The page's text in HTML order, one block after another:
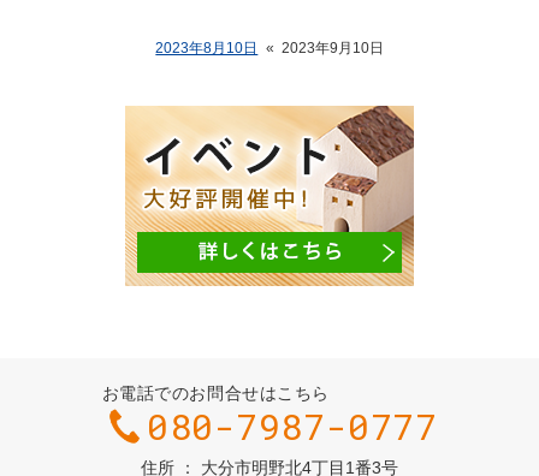
2023年8月10日 « 2023年9月10日
お電話でのお問合せはこちら
080-7987-0777
住所 大分市明野北4丁目1番3号